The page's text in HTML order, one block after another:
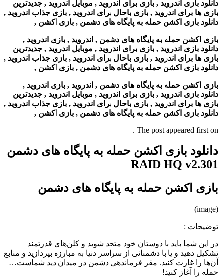
دانلود بازی اندروید , بازی برای اندروید , موبایل اندروید , جدیدترین
بازی ها برای اندروید , بازی باحال برای اندروید , بازی جذاب اندروید ,
دانلود بازی اکشن حمله به پایگاه های دشمن , بازی اکشن ,
بازی اکشن حمله به پایگاه های دشمن , اندروید , بازی اندروید ,
دانلود بازی اندروید , بازی برای اندروید , موبایل اندروید , جدیدترین
بازی ها برای اندروید , بازی باحال برای اندروید , بازی جذاب اندروید ,
دانلود بازی اکشن حمله به پایگاه های دشمن , بازی اکشن ,
بازی اکشن حمله به پایگاه های دشمن , اندروید , بازی اندروید ,
دانلود بازی اندروید , بازی برای اندروید , موبایل اندروید , جدیدترین
بازی ها برای اندروید , بازی باحال برای اندروید , بازی جذاب اندروید ,
دانلود بازی اکشن حمله به پایگاه های دشمن , بازی اکشن ,
The post appeared first on .
دانلود بازی اکشن حمله به پایگاه های دشمن
RAID HQ v2.301
بازی اکشن حمله به پایگاه های دشمن
(image)
توضیحات :
در این شما باید با دوستان خود متحد شوید و کلن‌های قدرتمند
تشکیل دهید و یا با دشمنانی از سراسر دنیا به مبارزه بپردازید و منابع
آن‌ها را غارت کنید. مقر فرماندهی دشمن در میدان دید شماست…
حمله را آغاز کنید!